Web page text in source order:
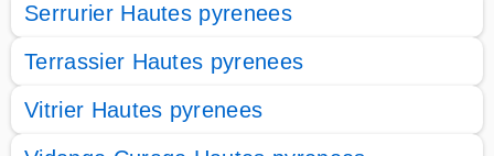
Serrurier Hautes pyrenees
Terrassier Hautes pyrenees
Vitrier Hautes pyrenees